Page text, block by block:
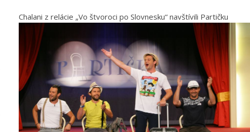
Chalani z relácie „Vo štvoroci po Slovnesku“ navštívili Partičku